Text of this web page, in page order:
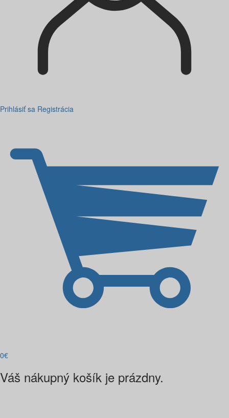
Prihlásiť sa Registrácia
0€
Váš nákupný košík je prázdny.